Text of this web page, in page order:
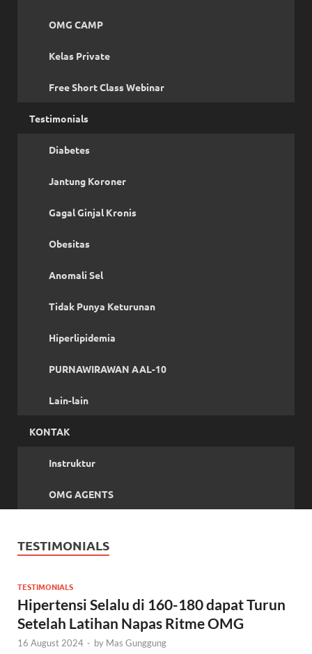
OMG CAMP
Kelas Private
Free Short Class Webinar
Testimonials
Diabetes
Jantung Koroner
Gagal Ginjal Kronis
Obesitas
Anomali Sel
Tidak Punya Keturunan
Hiperlipidemia
PURNAWIRAWAN AAL-10
Lain-lain
KONTAK
Instruktur
OMG AGENTS
TESTIMONIALS
TESTIMONIALS
Hipertensi Selalu di 160-180 dapat Turun
Setelah Latihan Napas Ritme OMG
16 August 2024 - by Mas Gunggung